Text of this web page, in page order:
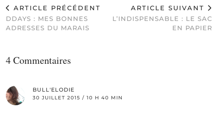
ARTICLE PRÉCÉDENT
DDAYS : MES BONNES
ADRESSES DU MARAIS
ARTICLE SUIVANT
L’INDISPENSABLE : LE SAC
EN PAPIER
4 Commentaires
BULL'ELODIE
30 JUILLET 2015 / 10 H 40 MIN